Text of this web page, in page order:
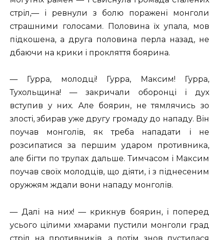
стріл,— і ревнули з болю поражені монголи
страшними голосами. Половина їх упала, мов
підкошена, а друга половина перла назад, не
дбаючи на крики і прокляття боярина.
— Гурра, молодці! Гурра, Максим! Гурра,
Тухольщина! — закричали оборонці і дух
вступив у них. Але боярин, не тямлячись зо
злості, збирав уже другу громаду до нападу. Він
поучав монголів, як треба нападати і не
розсипатися за першим ударом противника,
але бігти по трупах дальше. Тимчасом і Максим
поучав своїх молодців, що діяти, і з піднесеним
оружжям ждали вони нападу монголів.
— Далі на них! — крикнув боярин, і поперед
усього цілими хмарами пустили монголи град
стріл на противників, а потім знов пустилася